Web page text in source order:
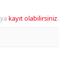
kayıt olabilirsiniz.